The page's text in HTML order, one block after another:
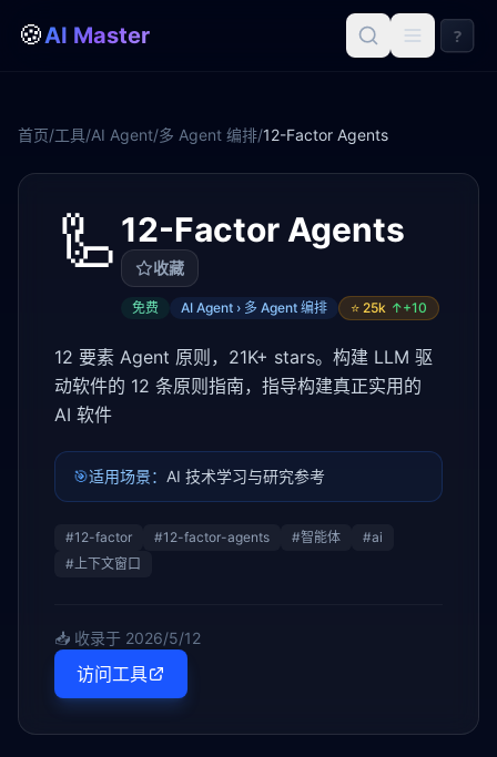
🍪AI Master ?
首页/工具/AI Agent/多 Agent 编排/12-Factor Agents
🦾 12-Factor Agents
收藏
免费 AI Agent › 多 Agent 编排 ⭐ 25k ↑+10
12 要素 Agent 原则，21K+ stars。构建 LLM 驱
动软件的 12 条原则指南，指导构建真正实用的
AI 软件
🎯适用场景： AI 技术学习与研究参考
#12-factor #12-factor-agents #智能体 #ai
#上下文窗口
📥 收录于 2026/5/12
访问工具